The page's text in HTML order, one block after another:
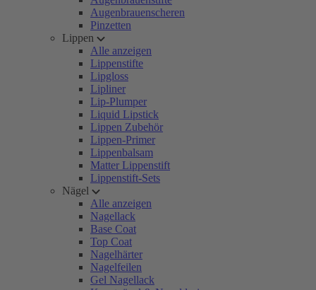
Augenbrauenscheren
Pinzetten
Lippen
Alle anzeigen
Lippenstifte
Lipgloss
Lipliner
Lip-Plumper
Liquid Lipstick
Lippen Zubehör
Lippen-Primer
Lippenbalsam
Matter Lippenstift
Lippenstift-Sets
Nägel
Alle anzeigen
Nagellack
Base Coat
Top Coat
Nagelhärter
Nagelfeilen
Gel Nagellack